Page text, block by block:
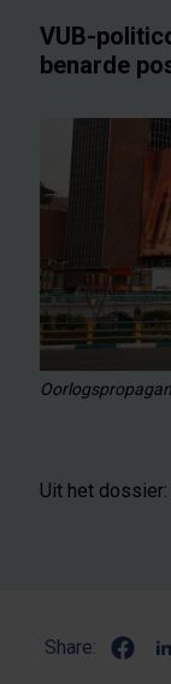
VUB-
benarde
Uit het dossier:
Share: